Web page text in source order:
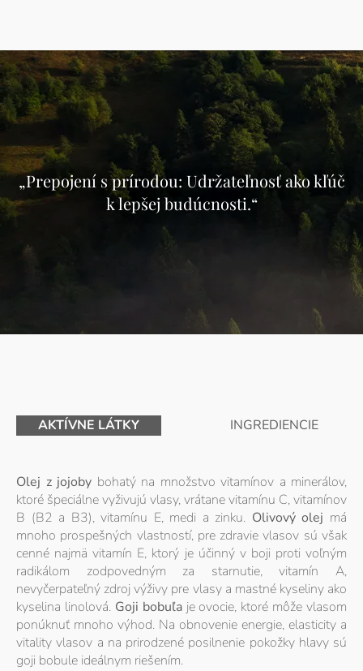
„Prepojení s prírodou: Udržateľnosť ako kľúč
k lepšej budúcnosti.“
AKTÍVNE LÁTKY INGREDIENCIE
Olej z jojoby bohatý na množstvo vitamínov a minerálov,
ktoré špeciálne vyživujú vlasy, vrátane vitamínu C, vitamínov
B (B2 a B3), vitamínu E, medi a zinku. Olivový olej má
mnoho prospešných vlastností, pre zdravie vlasov sú však
cenné najmä vitamín E, ktorý je účinný v boji proti voľným
radikálom zodpovedným za starnutie, vitamín A,
nevyčerpateľný zdroj výživy pre vlasy a mastné kyseliny ako
kyselina linolová. Goji bobuľaje ovocie, ktoré môže vlasom
ponúknuť mnoho výhod. Na obnovenie energie, elasticity a
vitality vlasov a na prirodzené posilnenie pokožky hlavy sú
goji bobule ideálnym riešením.